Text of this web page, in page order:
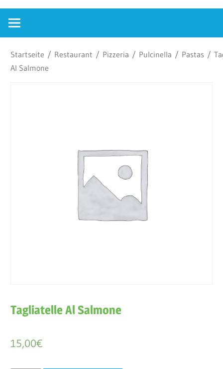
Club
Startseite / Restaurant / Pizzeria / Pulcinella / Pastas /
Al Salmone
Tagliatelle Al Salmone
15,00€